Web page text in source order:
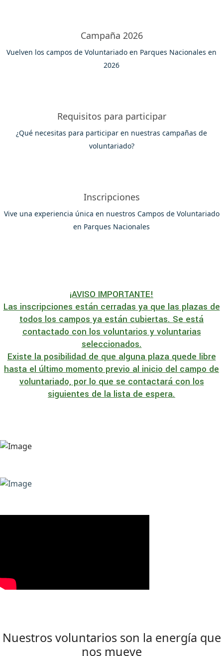
Campaña 2026
Vuelven los campos de Voluntariado en Parques Nacionales en
2026
Requisitos para participar
¿Qué necesitas para participar en nuestras campañas de
voluntariado?
Inscripciones
Vive una experiencia única en nuestros Campos de Voluntariado
en Parques Nacionales
¡AVISO IMPORTANTE!
Las inscripciones están cerradas ya que las plazas de
todos los campos ya están cubiertas. Se está
contactado con los voluntarios y voluntarias
seleccionados.
Existe la posibilidad de que alguna plaza quede libre
hasta el último momento previo al inicio del campo de
voluntariado, por lo que se contactará con los
siguientes de la lista de espera.
Nuestros voluntarios son la energía que
nos mueve